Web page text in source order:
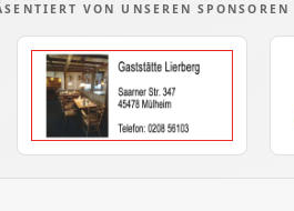
VON UNSEREN SPONSOREN